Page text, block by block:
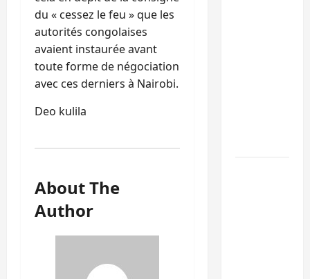
du « cessez le feu » que les
autorités congolaises
avaient instaurée avant
toute forme de négociation
avec ces derniers à Nairobi.
Deo kulila
About The
Author